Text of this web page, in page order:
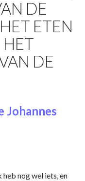
DE
ETEN
DE
Johannes
heb nog wel iets, en